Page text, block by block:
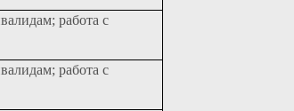
работа с
работа с